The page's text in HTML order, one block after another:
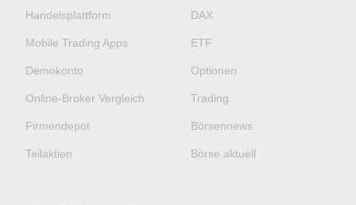
Handelsplattform
Mobile Trading Apps
Demokonto
Online-Broker Vergleich
Firmendepot
Teilaktien
DAX
ETF
Optionen
Trading
Börsennews
Börse aktuell